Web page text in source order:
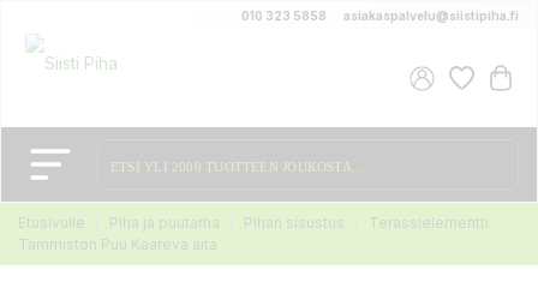
010 323 5858 asiakaspalvelu@siistipiha.fi
Etusivulle Piha ja puutarha Pihan sisustus
Terassielementti
Tammiston Puu Kaareva aita